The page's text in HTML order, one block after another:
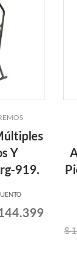
Y
919.
$